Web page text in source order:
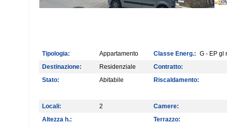
Tipologia: Appartamento Classe Energ.: G - EP gl
Destinazione:
Residenziale
Contratto:
Stato:
Abitabile Riscaldamento:
Locali: 2
Camere:
Altezza h.:
Terrazzo: